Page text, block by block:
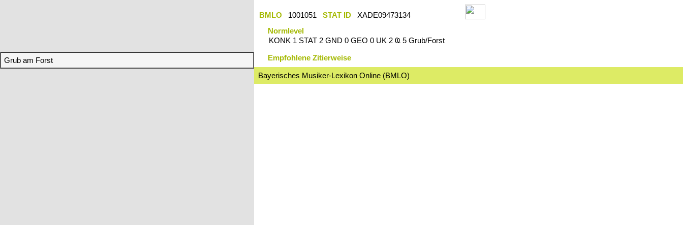
Grub am Forst
BMLO 1001051 STAT ID
XADE09473134
Normlevel
KONK 1 STAT 2 GND 0 GEO 0 UK 2 Ҩ 5 Grub/Forst
Empfohlene Zitierweise
Bayerisches Musiker-Lexikon Online (BMLO)